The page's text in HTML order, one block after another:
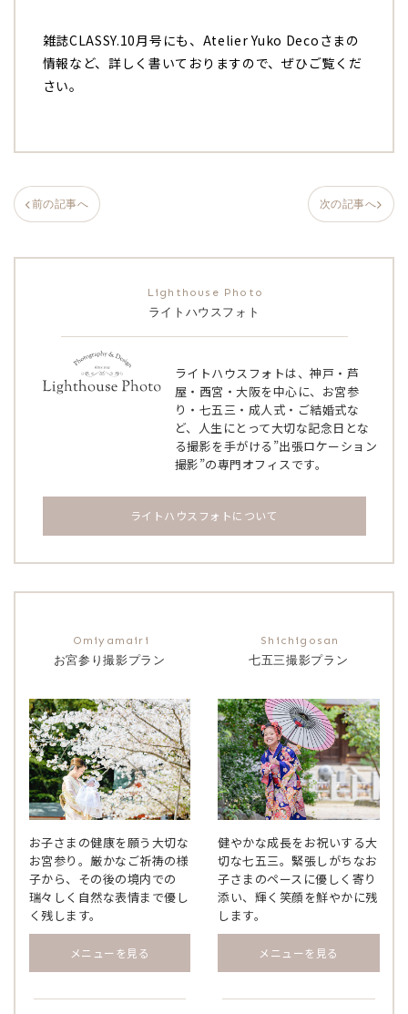
雑誌CLASSY.10月号にも、Atelier Yuko Decoさまの
情報など、詳しく書いておりますので、ぜひご覧くだ
さい。
前の記事へ 次の記事へ
ライトハウスフォト
ライトハウスフォトは、神戸・芦
屋・西宮・大阪を中心に、お宮参
り・七五三・成人式・ご結婚式な
ど、人生にとって大切な記念日とな
る撮影を手がける”出張ロケーション
撮影”の専門オフィスです。
ライトハウスフォトについて
お宮参り撮影プラン
お子さまの健康を願う大切な
お宮参り。厳かなご祈祷の様
子から、その後の境内での
瑞々しく自然な表情まで優し
く残します。
メニューを見る
七五三撮影プラン
健やかな成長をお祝いする大
切な七五三。緊張しがちなお
子さまのペースに優しく寄り
添い、輝く笑顔を鮮やかに残
します。
メニューを見る